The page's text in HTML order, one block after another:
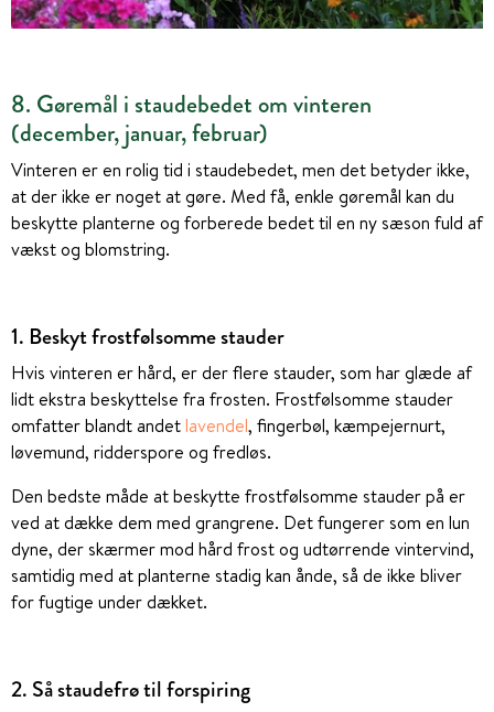
8. Gøremål i staudebedet om vinteren
(december, januar, februar)
Vinteren er en rolig tid i staudebedet, men det betyder ikke,
at der ikke er noget at gøre. Med få, enkle gøremål kan du
beskytte planterne og forberede bedet til en ny sæson fuld af
vækst og blomstring.
1. Beskyt frostfølsomme stauder
Hvis vinteren er hård, er der flere stauder, som har glæde af
lidt ekstra beskyttelse fra frosten. Frostfølsomme stauder
omfatter blandt andetlavendel, fingerbøl, kæmpejernurt,
løvemund, ridderspore og fredløs.
Den bedste måde at beskytte frostfølsomme stauder på er
ved at dække dem med grangrene. Det fungerer som en lun
dyne, der skærmer mod hård frost og udtørrende vintervind,
samtidig med at planterne stadig kan ånde, så de ikke bliver
for fugtige under dækket.
2. Så staudefrø til forspiring